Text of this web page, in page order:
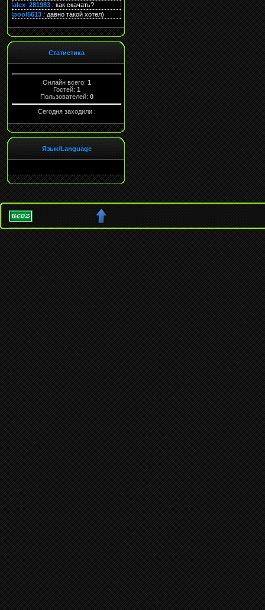
alex_281983 : как скачать?
pool5613 : давно такой хотел)
Статистика
Онлайн всего: 1
Гостей: 1
Пользователей: 0
Сегодня заходили :
Язык/Language